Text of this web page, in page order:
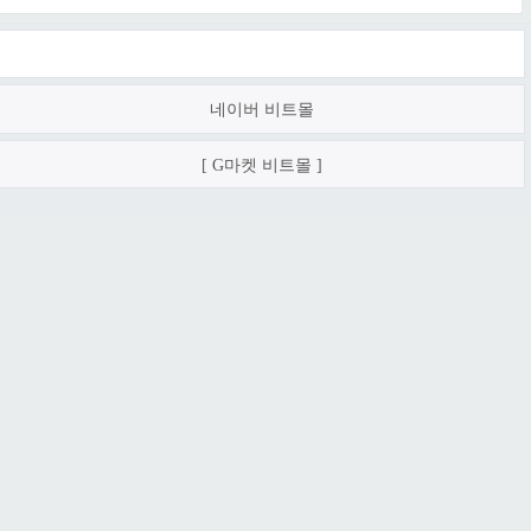
네이버 비트몰
[ G마켓 비트몰 ]